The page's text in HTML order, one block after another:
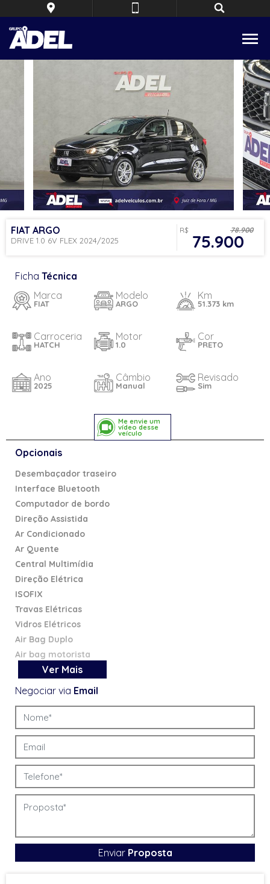
FIAT ARGO
DRIVE 1.0 6V FLEX 2024/2025
R$ 78.900
75.900
Ficha Técnica
Marca
FIAT
Modelo
ARGO
Km
51.373 km
Carroceria
HATCH
Motor
1.0
Cor
PRETO
Ano
2025
Câmbio
Manual
Revisado
Sim
Me envie um
vídeo desse
veículo
Opcionais
Desembaçador traseiro
Interface Bluetooth
Computador de bordo
Direção Assistida
Ar Condicionado
Ar Quente
Central Multimídia
Direção Elétrica
ISOFIX
Travas Elétricas
Vidros Elétricos
Air Bag Duplo
Air bag motorista
Freios ABS
Ver Mais
Negociar via Email
Enviar Proposta